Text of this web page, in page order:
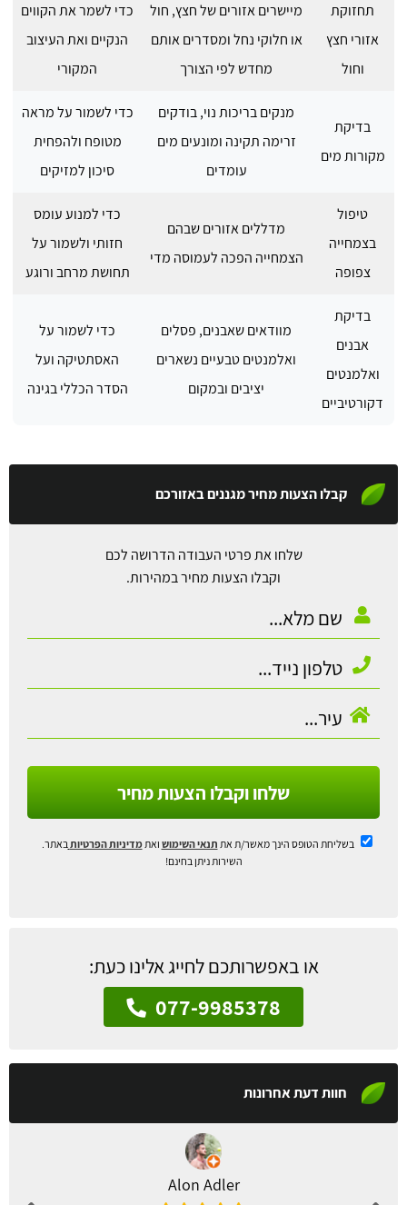
תחזוקת
אזורי חצץ
וחול
מיישרים אזורים של חצץ, חול
או חלוקי נחל ומסדרים אותם
מחדש לפי הצורך
כדי לשמר את הקווים
הנקיים ואת העיצוב
המקורי
בדיקת
מקורות מים
מנקים בריכות נוי, בודקים
זרימה תקינה ומונעים מים
עומדים
כדי לשמור על מראה
מטופח ולהפחית
סיכון למזיקים
טיפול
בצמחייה
צפופה
מדללים אזורים שבהם
הצמחייה הפכה לעמוסה מדי
כדי למנוע עומס
חזותי ולשמור על
תחושת מרחב ורוגע
בדיקת
אבנים
ואלמנטים
דקורטיביים
מוודאים שאבנים, פסלים
ואלמנטים טבעיים נשארים
יציבים ובמקום
כדי לשמור על
האסתטיקה ועל
הסדר הכללי בגינה
קבלו הצעות מחיר מגננים באזורכם
שלחו את פרטי העבודה הדרושה לכם
וקבלו הצעות מחיר במהירות.
שלחו וקבלו הצעות מחיר
בשליחת הטופס הינך מאשר/ת את תנאי השימוש ואתמדיניות הפרטיותבאתר.
השירות ניתן בחינם!
או באפשרותכם לחייג אלינו כעת:
077-9985378
חוות דעת אחרונות
Alon Adler